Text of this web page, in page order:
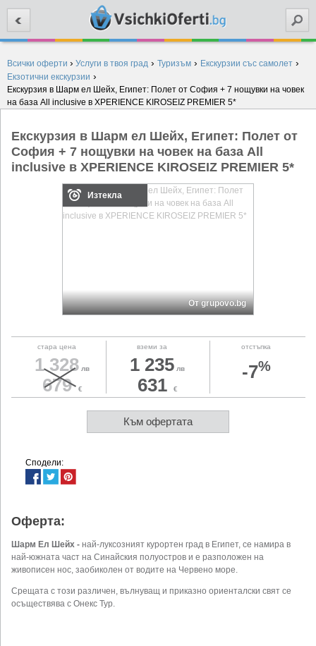
Всички оферти › Услуги в твоя град › Туризъм › Екскурзии със самолет ›
Екзотични екскурзии ›
Екскурзия в Шарм ел Шейх, Египет: Полет от София + 7 нощувки на човек
на база All inclusive в XPERIENCE KIROSEIZ PREMIER 5*
Екскурзия в Шарм ел Шейх, Египет: Полет от
София + 7 нощувки на човек на база All
inclusive в XPERIENCE KIROSEIZ PREMIER 5*
Изтекла
От grupovo.bg
стара цена
1 328 лв
679 €
вземи за
1 235 лв
631 €
отстъпка
-7%
Към офертата
Сподели:
Оферта:
Шарм Ел Шейх - най-луксозният курортен град в Египет, се намира в
най-южната част на Синайския полуостров и е разположен на
живописен нос, заобиколен от водите на Червено море.
Срещата с този различен, вълнуващ и приказно ориенталски свят се
осъществява с Онекс Тур.